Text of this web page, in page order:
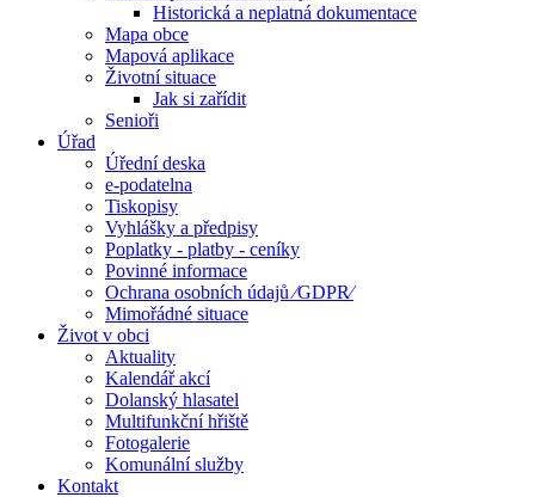
Historická a neplatná dokumentace
Mapa obce
Mapová aplikace
Životní situace
Jak si zařídit
Senioři
Úřad
Úřední deska
e-podatelna
Tiskopisy
Vyhlášky a předpisy
Poplatky - platby - ceníky
Povinné informace
Ochrana osobních údajů ⁄GDPR⁄
Mimořádné situace
Život v obci
Aktuality
Kalendář akcí
Dolanský hlasatel
Multifunkční hřiště
Fotogalerie
Komunální služby
Kontakt